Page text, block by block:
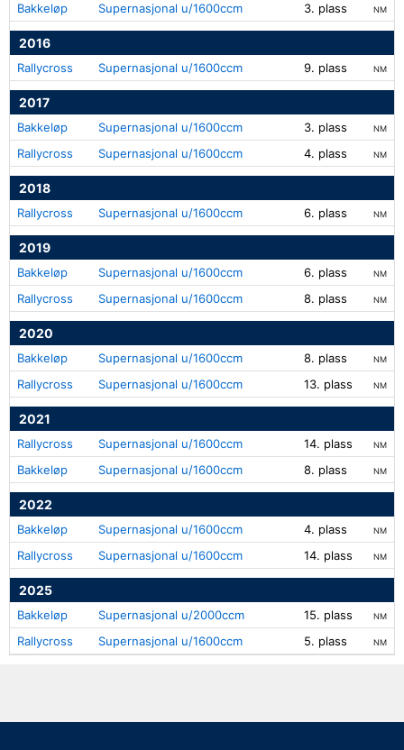
Bakkeløp Supernasjonal u/1600ccm 3. plass NM
2016
Rallycross Supernasjonal u/1600ccm 9. plass NM
2017
Bakkeløp Supernasjonal u/1600ccm 3. plass NM
Rallycross Supernasjonal u/1600ccm 4. plass NM
2018
Rallycross Supernasjonal u/1600ccm 6. plass NM
2019
Bakkeløp Supernasjonal u/1600ccm 6. plass NM
Rallycross Supernasjonal u/1600ccm 8. plass NM
2020
Bakkeløp Supernasjonal u/1600ccm 8. plass NM
Rallycross Supernasjonal u/1600ccm 13. plass NM
2021
Rallycross Supernasjonal u/1600ccm 14. plass NM
Bakkeløp Supernasjonal u/1600ccm 8. plass NM
2022
Bakkeløp Supernasjonal u/1600ccm 4. plass NM
Rallycross Supernasjonal u/1600ccm 14. plass NM
2025
Bakkeløp Supernasjonal u/2000ccm 15. plass NM
Rallycross Supernasjonal u/1600ccm 5. plass NM